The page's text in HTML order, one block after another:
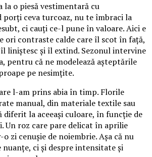
la o piesă vestimentară cu
porți ceva turcoaz, nu te îmbraci la
ci cauți ce-l pune în valoare. Aici e
ori contraste calde care îl scot în față,
liniștesc și îl extind. Sezonul intervine
pentru că ne modelează așteptările
pe nesimțite.
l-am prins abia în timp. Florile
manual, din materiale textile sau
diferit la aceeași culoare, în funcție de
Un roz care pare delicat în aprilie
zi cenușie de noiembrie. Așa că nu
ci și despre intensitate și